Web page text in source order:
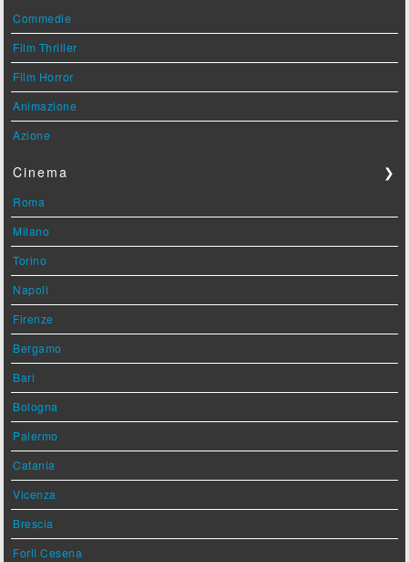
Commedie
Film Thriller
Film Horror
Animazione
Azione
Cinema ❯
Roma
Milano
Torino
Napoli
Firenze
Bergamo
Bari
Bologna
Palermo
Catania
Vicenza
Brescia
Forlì Cesena